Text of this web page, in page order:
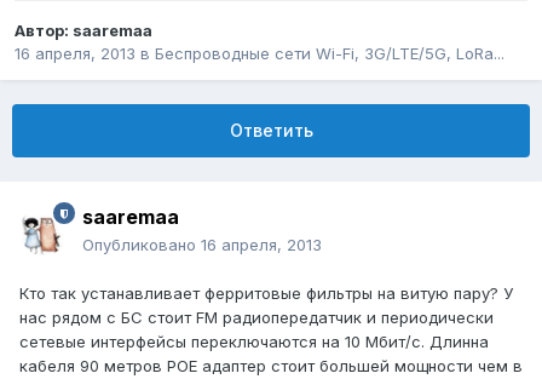
Автор: saaremaa
16 апреля, 2013 в Беспроводные сети Wi-Fi, 3G/LTE/5G, LoRa...
Ответить
saaremaa
Опубликовано 16 апреля, 2013
Кто так устанавливает ферритовые фильтры на витую пару? У
нас рядом с БС стоит FM радиопередатчик и периодически
сетевые интерфейсы переключаются на 10 Мбит/с. Длинна
кабеля 90 метров POE адаптер стоит большей мощности чем в